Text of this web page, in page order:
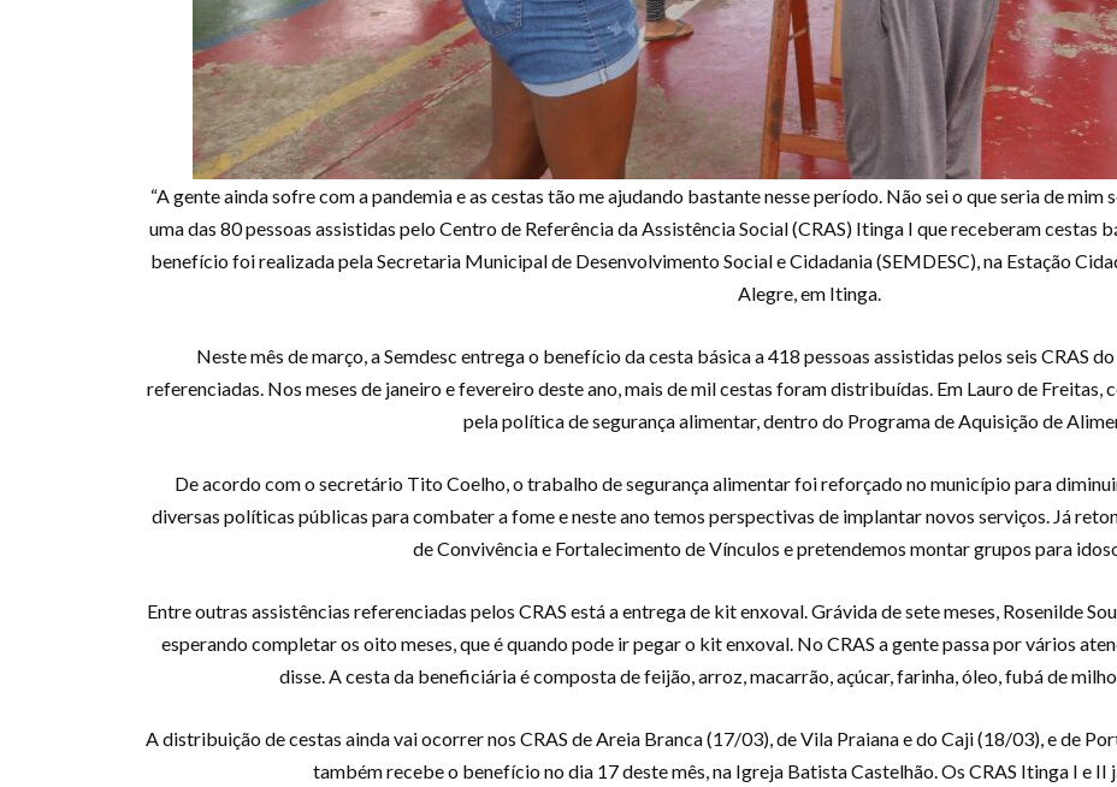
“A gente ainda sofre com a pandemia e as cestas tão me ajudando bastante nesse período. Não sei o que seria de mim
uma das 80 pessoas assistidas pelo Centro de Referência da Assistência Social (CRAS) Itinga I que receberam cestas
benefício foi realizada pela Secretaria Municipal de Desenvolvimento Social e Cidadania (SEMDESC), na Estação
Alegre, em Itinga.
Neste mês de março, a Semdesc entrega o benefício da cesta básica a 418 pessoas assistidas pelos seis CRAS
referenciadas. Nos meses de janeiro e fevereiro deste ano, mais de mil cestas foram distribuídas. Em Lauro de Freitas,
pela política de segurança alimentar, dentro do Programa de Aquisição de
De acordo com o secretário Tito Coelho, o trabalho de segurança alimentar foi reforçado no município para
diversas políticas públicas para combater a fome e neste ano temos perspectivas de implantar novos serviços. Já
de Convivência e Fortalecimento de Vínculos e pretendemos montar grupos para
Entre outras assistências referenciadas pelos CRAS está a entrega de kit enxoval. Grávida de sete meses, Rosenilde
esperando completar os oito meses, que é quando pode ir pegar o kit enxoval. No CRAS a gente passa por vários
disse. A cesta da beneficiária é composta de feijão, arroz, macarrão, açúcar, farinha, óleo, fubá de
A distribuição de cestas ainda vai ocorrer nos CRAS de Areia Branca (17/03), de Vila Praiana e do Caji (18/03), e de
também recebe o benefício no dia 17 deste mês, na Igreja Batista Castelhão. Os CRAS Itinga I e